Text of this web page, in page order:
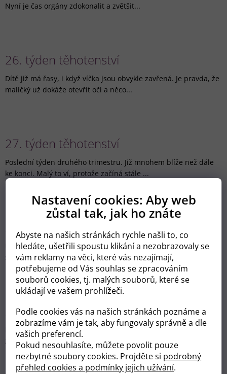
Nastavení cookies: Aby web
zůstal tak, jak ho znáte
Abyste na našich stránkách rychle našli to, co
hledáte, ušetřili spoustu klikání a nezobrazovaly se
vám reklamy na věci, které vás nezajímají,
potřebujeme od Vás souhlas se zpracováním
souborů cookies, tj. malých souborů, které se
ukládají ve vašem prohlížeči.
Podle cookies vás na našich stránkách poznáme a
zobrazíme vám je tak, aby fungovaly správně a dle
vašich preferencí.
Pokud nesouhlasíte, můžete povolit pouze
nezbytné soubory cookies. Projděte si podrobný
přehled cookies a podmínky jejich užívání.
Nyní je čas orgány zdokonalit a zvětšit...
26. týden těhotenství
Dítě již má řasy, i když víčka jsou obvykle zavřená. Je pravda, že
maličký už dokáže otevřít oči a něco...
27. týden těhotenství
Poslední týden druhého trimestru. Již mnohem blíže než dále
ke konci. Malý to ví, protože začíná stále ...
28. týden těhotenství
Ukazuje se, že batole může mít denní sny - jinými slovy, říká, že
se mu něco zdá. Jak to poznáte? Proto...
29. týden těhotenství
Během tohoto období se u dítěte objevují vaječníky stálých
zubů. Na jejich prořezání si počká několik l...